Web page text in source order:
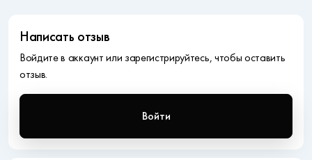
Написать отзыв
Войдите в аккаунт или зарегистрируйтесь, чтобы оставить
отзыв.
Войти